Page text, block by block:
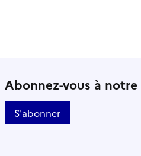
Abonnez-vous à
S'abonner